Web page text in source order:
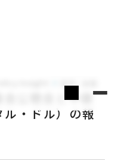
Insight
公聴会と中銀
・ドル）の報